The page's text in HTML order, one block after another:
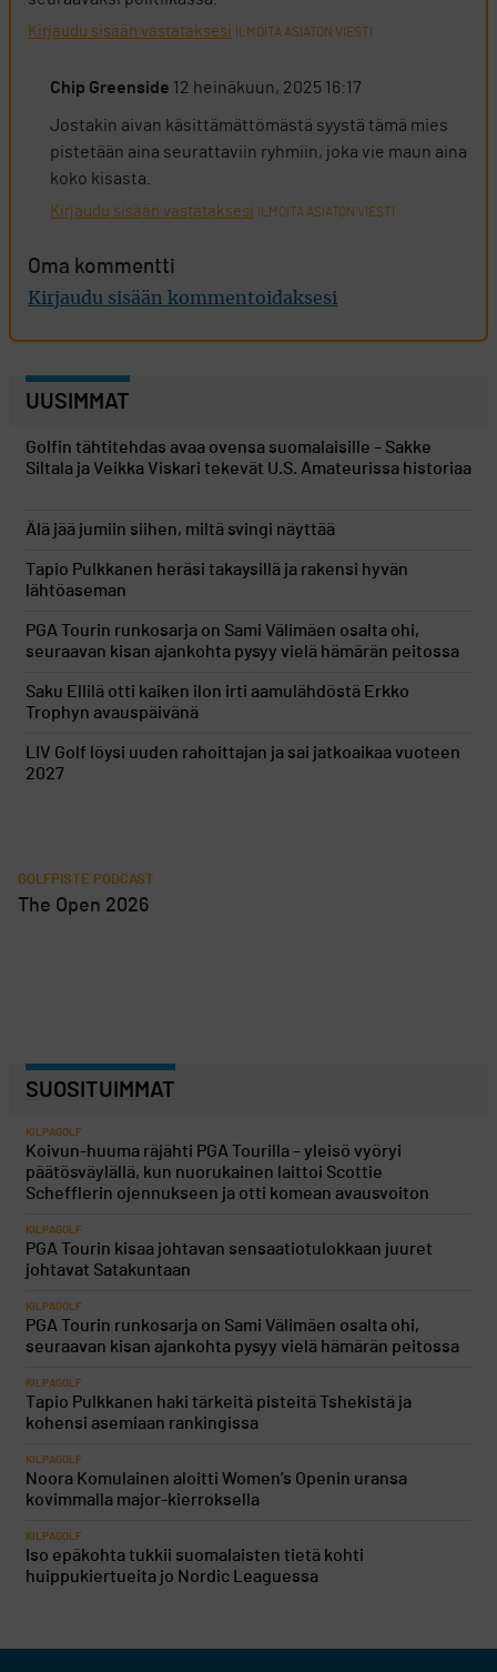
Kirjaudu sisään vastataksesi ILMOITA ASIATON VIESTI
Chip Greenside 12 heinäkuun, 2025 16:17
Jostakin aivan käsittämättömästä syystä tämä mies
pistetään aina seurattaviin ryhmiin, joka vie maun aina
koko kisasta.
Kirjaudu sisään vastataksesi ILMOITA ASIATON VIESTI
Oma kommentti
Kirjaudu sisään kommentoidaksesi
UUSIMMAT
Golfin tähtitehdas avaa ovensa suomalaisille – Sakke
Siltala ja Veikka Viskari tekevät U.S. Amateurissa historiaa
Älä jää jumiin siihen, miltä svingi näyttää
Tapio Pulkkanen heräsi takaysillä ja rakensi hyvän
lähtöaseman
PGA Tourin runkosarja on Sami Välimäen osalta ohi,
seuraavan kisan ajankohta pysyy vielä hämärän peitossa
Saku Ellilä otti kaiken ilon irti aamulähdöstä Erkko
Trophyn avauspäivänä
LIV Golf löysi uuden rahoittajan ja sai jatkoaikaa vuoteen
2027
GOLFPISTE PODCAST
The Open 2026
SUOSITUIMMAT
KILPAGOLF
Koivun-huuma räjähti PGA Tourilla – yleisö vyöryi
päätösväylällä, kun nuorukainen laittoi Scottie
Schefflerin ojennukseen ja otti komean avausvoiton
KILPAGOLF
PGA Tourin kisaa johtavan sensaatiotulokkaan juuret
johtavat Satakuntaan
KILPAGOLF
PGA Tourin runkosarja on Sami Välimäen osalta ohi,
seuraavan kisan ajankohta pysyy vielä hämärän peitossa
KILPAGOLF
Tapio Pulkkanen haki tärkeitä pisteitä Tshekistä ja
kohensi asemiaan rankingissa
KILPAGOLF
Noora Komulainen aloitti Women’s Openin uransa
kovimmalla major-kierroksella
KILPAGOLF
Iso epäkohta tukkii suomalaisten tietä kohti
huippukiertueita jo Nordic Leaguessa